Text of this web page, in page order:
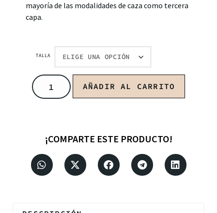
mayoría de las modalidades de caza como tercera
capa.
TALLA
AÑADIR AL CARRITO
¡COMPARTE ESTE PRODUCTO!